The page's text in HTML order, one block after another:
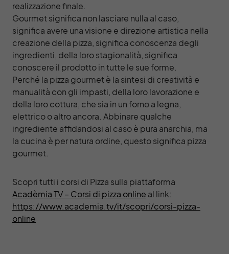
realizzazione finale.
Gourmet significa non lasciare nulla al caso,
significa avere una visione e direzione artistica nella
creazione della pizza, significa conoscenza degli
ingredienti, della loro stagionalità, significa
conoscere il prodottoin tutte le sue forme.
Perché la pizza gourmet è la sintesi di creatività e
manualità con gli impasti, della loro lavorazione e
della loro cottura, che sia in un forno a legna,
elettrico o altro ancora. Abbinare qualche
ingrediente affidandosi al caso è pura anarchia, ma
la cucina è per natura ordine, questo significa pizza
gourmet.
Scopri tutti i corsi di Pizza sulla piattaforma
Acadèmia TV – Corsi di pizza online al link:
https://www.academia.tv/it/scopri/corsi-pizza-
online